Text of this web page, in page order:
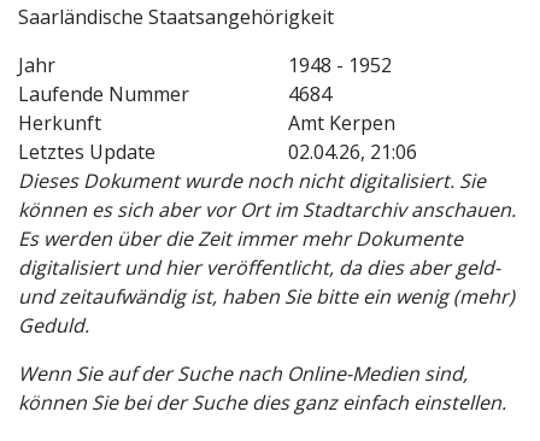
Saarländische Staatsangehörigkeit
Jahr
1948 - 1952
Laufende Nummer
4684
Herkunft
Amt Kerpen
Letztes Update
02.04.26, 21:06
Dieses Dokument wurde noch nicht digitalisiert. Sie
können es sich aber vor Ort im Stadtarchiv anschauen.
Es werden über die Zeit immer mehr Dokumente
digitalisiert und hier veröffentlicht, da dies aber geld-
und zeitaufwändig ist, haben Sie bitte ein wenig (mehr)
Geduld.
Wenn Sie auf der Suche nach Online-Medien sind,
können Sie bei der Suche dies ganz einfach einstellen.